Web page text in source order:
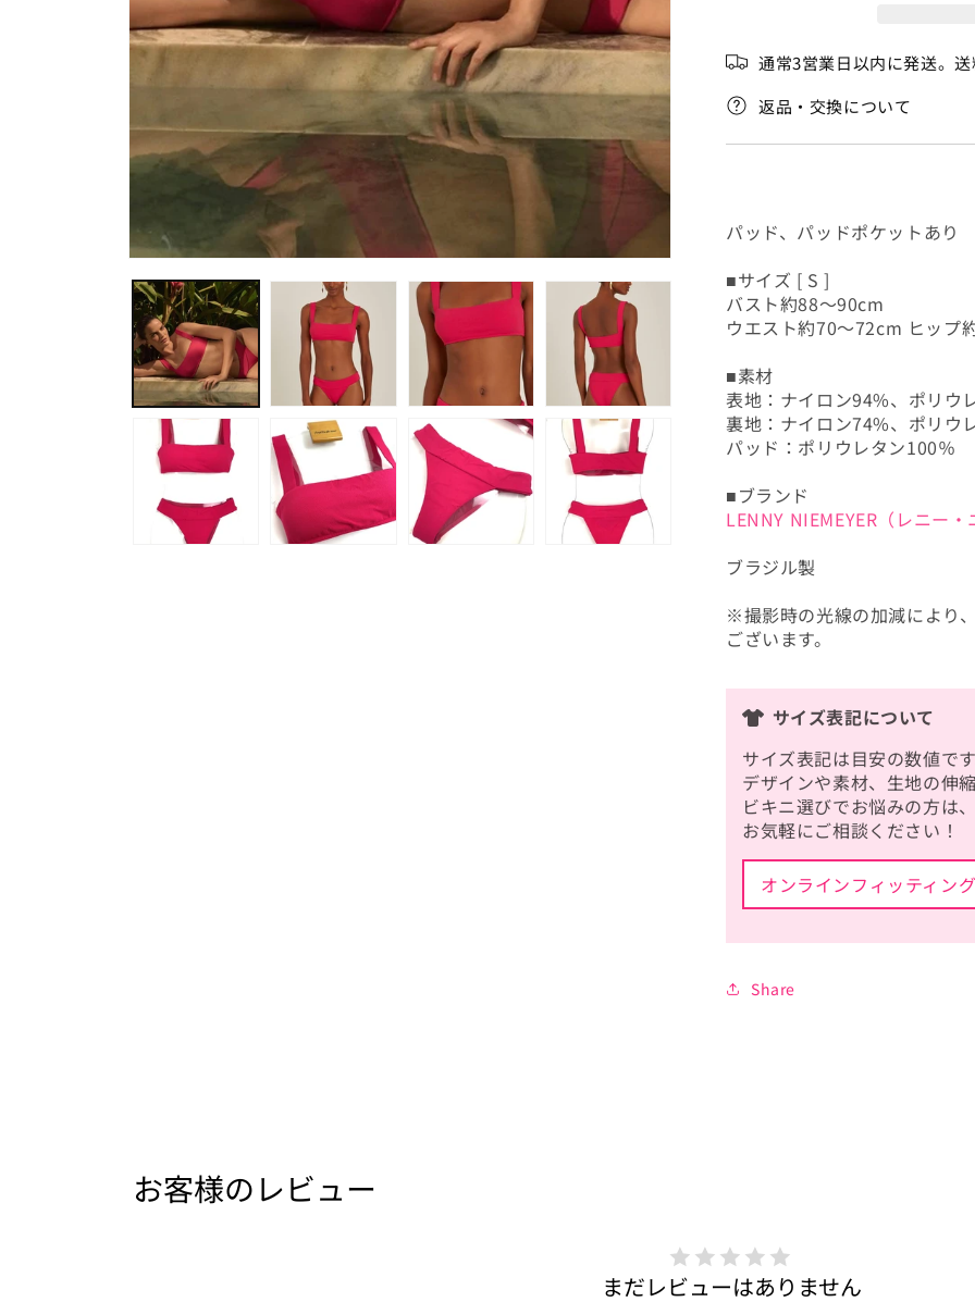
量
を
減
ら
量
や
通常3営業日以内に発送。
返品・交換について
パッド、パッドポケットあり
■サイズ [ S ]
バスト約88～90cm
ウエスト約70～72cm ヒップ
■素材
表地：ナイロン94%、ポリウ
裏地：ナイロン74%、ポリウ
パッド：ポリウレタン100％
■ブランド
LENNY NIEMEYER（レニー・
ブラジル製
※撮影時の光線の加減により
ございます。
サイズ表記について
サイズ表記は目安の数値です
デザインや素材、生地の伸
ビキニ選びでお悩みの方は
お気軽にご相談ください！
オンラインフィッティン
Share
お客様のレビュー
まだレビューはありません